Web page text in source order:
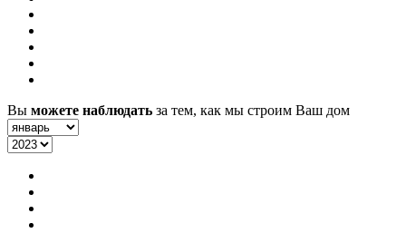
Вы можете наблюдать за тем, как мы строим Ваш дом